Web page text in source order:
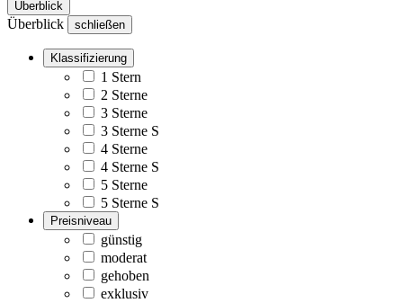
Überblick
Überblick schließen
Klassifizierung
1 Stern
2 Sterne
3 Sterne
3 Sterne S
4 Sterne
4 Sterne S
5 Sterne
5 Sterne S
Preisniveau
günstig
moderat
gehoben
exklusiv